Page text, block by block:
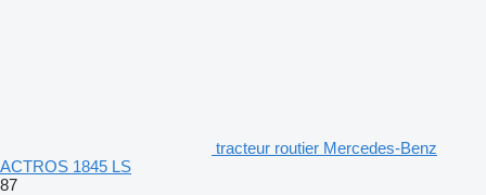
tracteur routier Mercedes-Benz
ACTROS 1845 LS
87